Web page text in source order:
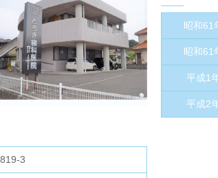
3
昭和61
昭和61
平成1
平成2